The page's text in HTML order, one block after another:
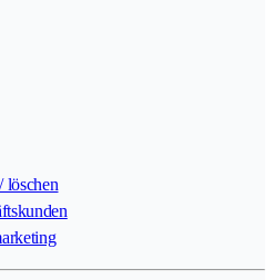
löschen